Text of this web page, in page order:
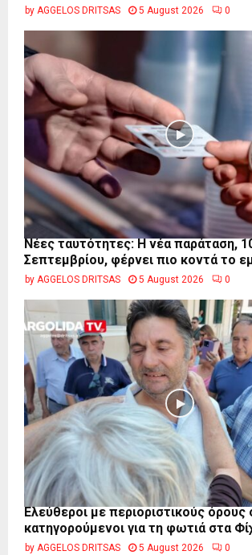
by AGGELOS DRITSAS 5 August 2026 0
Νέες ταυτότητες: Η νέα παράταση,
Σεπτεμβρίου, φέρνει πιο κοντά το
by AGGELOS DRITSAS 5 August 2026 0
Ελεύθεροι με περιοριστικούς όρους
κατηγορούμενοι για τη φωτιά στα
by AGGELOS DRITSAS 5 August 2026 0